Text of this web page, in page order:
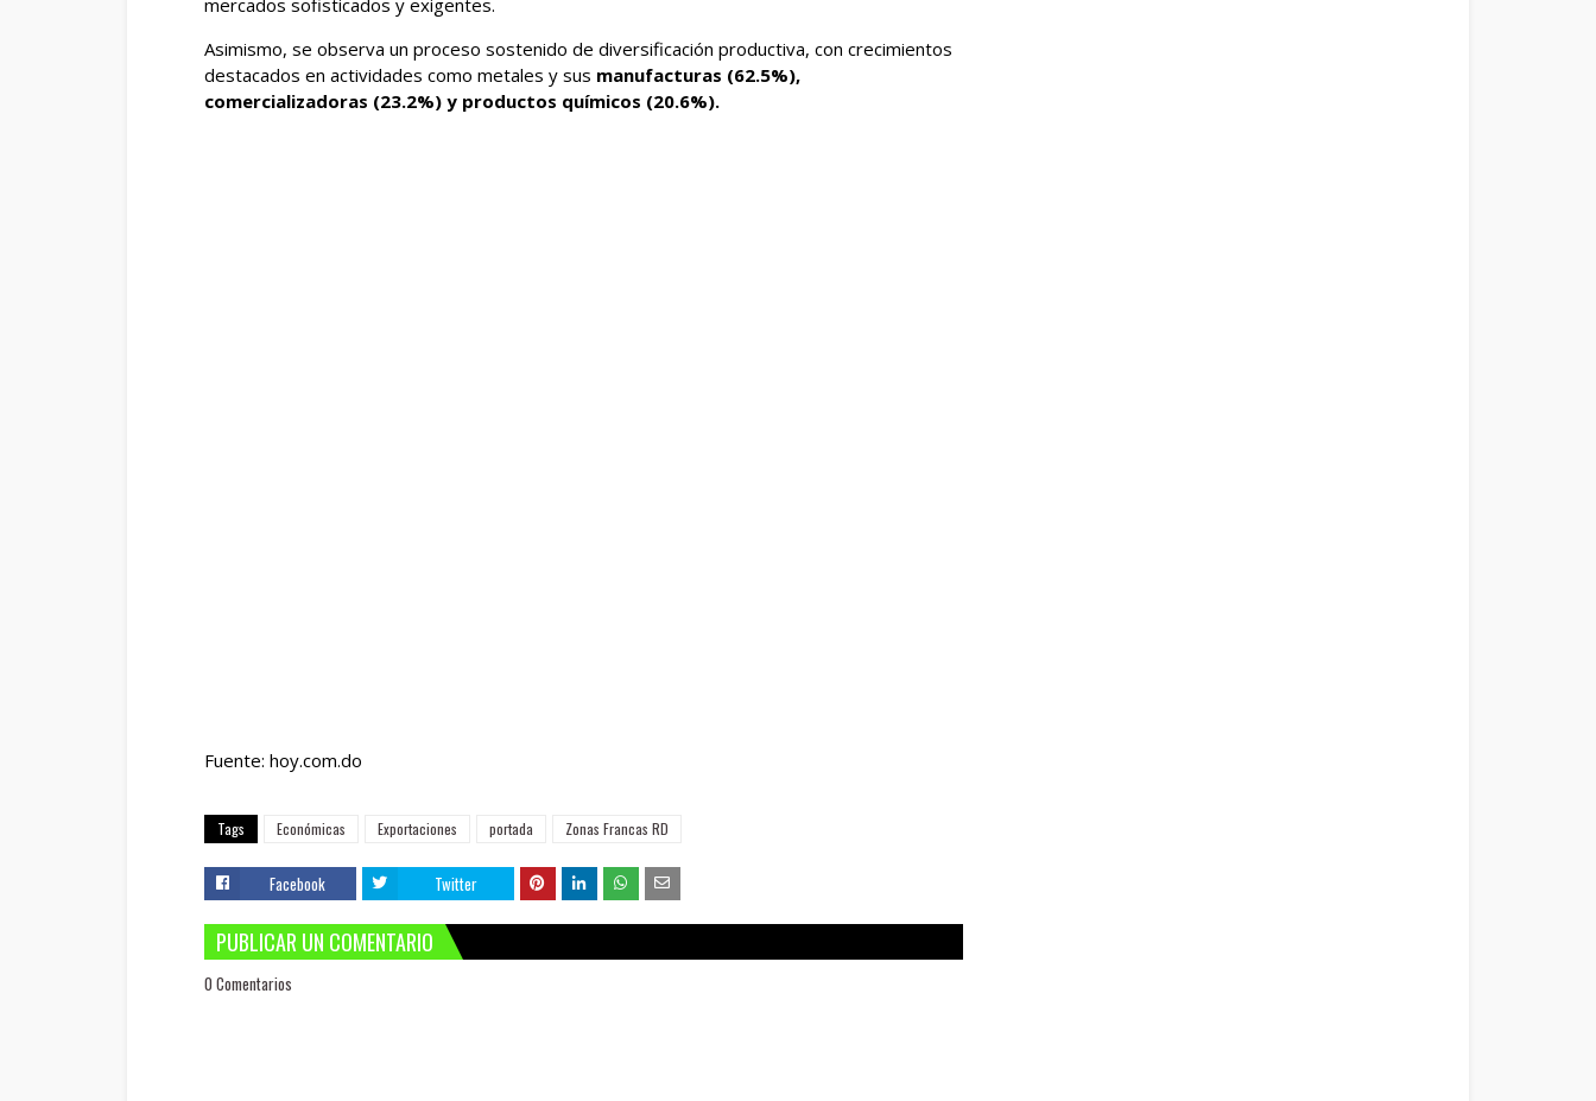
mercados sofisticados y exigentes.
Asimismo, se observa un proceso sostenido de diversificación productiva, con crecimientos
destacados en actividades como metales y sus manufacturas (62.5%),
comercializadoras (23.2%) y productos químicos (20.6%).
Fuente: hoy.com.do
Tags Económicas Exportaciones portada Zonas Francas RD
Facebook Twitter
PUBLICAR UN COMENTARIO
0 Comentarios